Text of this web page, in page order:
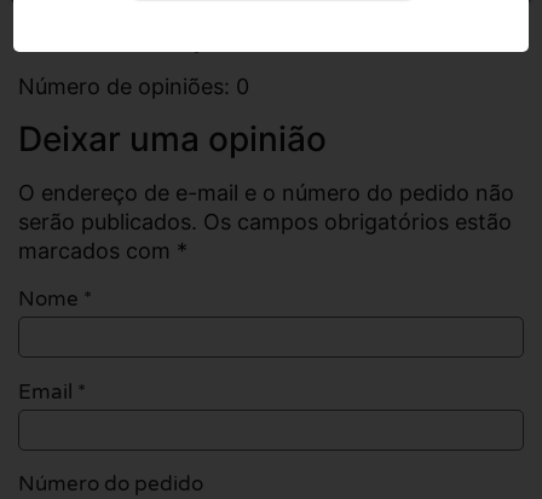
Número de opiniões: 0
Deixar uma opinião
O endereço de e-mail e o número do pedido não
serão publicados. Os campos obrigatórios estão
marcados com *
Nome *
Email *
Número do pedido